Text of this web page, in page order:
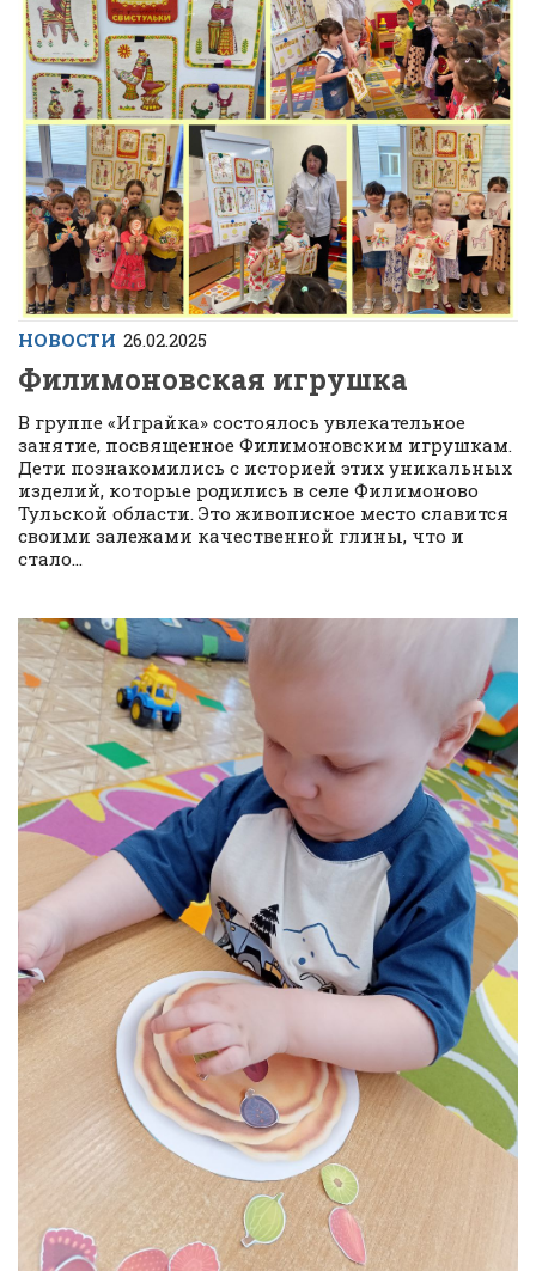
НОВОСТИ 26.02.2025
Филимоновская игрушка
В группе «Играйка» состоялось увлекательное
занятие, посвященное Филимоновским игрушкам.
Дети познакомились с историей этих уникальных
изделий, которые родились в селе Филимоново
Тульской области. Это живописное место славится
своими залежами качественной глины, что и
стало...